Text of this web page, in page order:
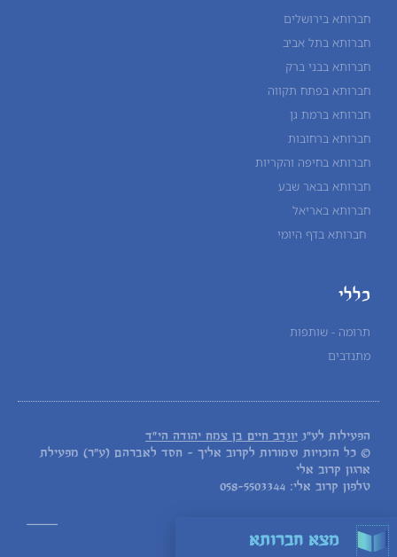
חברותא בירושלים
חברותא בתל אביב
חברותא בבני ברק
חברותא בפתח תקווה
חברותא ברמת גן
חברותא ברחובות
חברותא בחיפה והקריות
חברותא בבאר שבע
חברותא באריאל
חברותא בדף היומי
כללי
תרומה - שותפות
מתנדבים
הפעילות לע"נ יונדב חיים בן צמח יהודה הי"ד
© כל הזכויות שמורות לקרוב אליך - חסד לאברהם (ע"ר) מפעילת
ארגון קרוב אלי
טלפון קרוב אלי: 058-5503344
_____
מצא חברותא